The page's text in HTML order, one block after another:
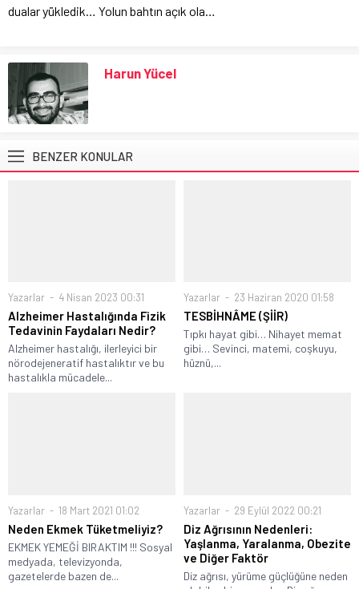
dualar yükledik… Yolun bahtın açık ola…
Harun Yücel
BENZER KONULAR
Yazarlar 4 Nisan 2023 00:31
Alzheimer Hastalığında Fizik
Tedavinin Faydaları Nedir?
Alzheimer hastalığı, ilerleyici bir
nörodejeneratif hastalıktır ve bu
hastalıkla mücadele...
Yazarlar 23 Haziran 2020 01:58
TESBİHNÂME (ŞİİR)
Tıpkı hayat gibi… Nihayet memat
gibi… Sevinci, matemi, coşkuyu,
hüznü,...
Yazarlar 18 Mart 2021 01:02
Neden Ekmek Tüketmeliyiz?
EKMEK YEMEĞİ BIRAKTIM !!! Sosyal
medyada, televizyonda,
gazetelerde bazen de...
Yazarlar 29 Eylül 2022 00:21
Diz Ağrısının Nedenleri:
Yaşlanma, Yaralanma, Obezite
ve Diğer Faktör
Diz ağrısı, yürüme güçlüğüne neden